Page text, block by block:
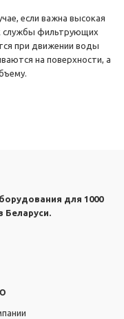
если важна высокая
службы фильтрующих
при движении воды
на поверхности, а
для 1000
Беларуси.